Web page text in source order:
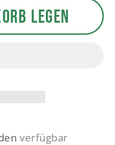
LEGEN
verfügbar